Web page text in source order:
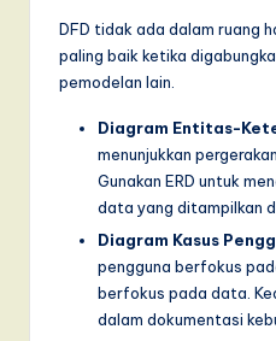
DFD tidak ada dalam ruang
paling baik ketika
pemodelan lain.
Diagram Entitas-
menunjukkan
Gunakan ERD untuk
data yang ditampilkan
Diagram Kasus
pengguna berfokus
berfokus pada data.
dalam dokumentasi